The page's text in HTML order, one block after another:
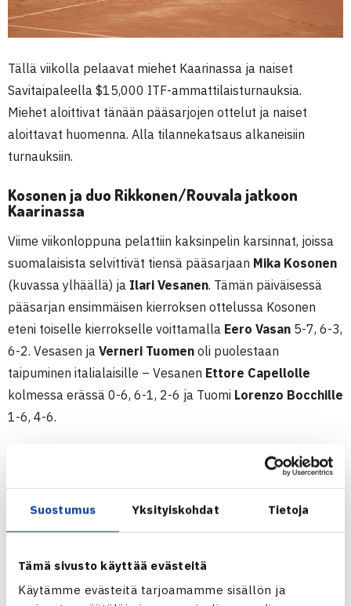
Suostumus Yksityiskohdat Tietoja
Tämä sivusto käyttää evästeitä
Käytämme evästeitä tarjoamamme sisällön ja
Tällä viikolla pelaavat miehet Kaarinassa ja naiset
Savitaipaleella $15,000 ITF-ammattilaisturnauksia.
Miehet aloittivat tänään pääsarjojen ottelut ja naiset
aloittavat huomenna. Alla tilannekatsaus alkaneisiin
turnauksiin.
Kosonen ja duo Rikkonen/Rouvala jatkoon
Kaarinassa
Viime viikonloppuna pelattiin kaksinpelin karsinnat, joissa
suomalaisista selvittivät tiensä pääsarjaan Mika Kosonen
(kuvassa ylhäällä) ja Ilari Vesanen. Tämän päiväisessä
pääsarjan ensimmäisen kierroksen ottelussa Kosonen
eteni toiselle kierrokselle voittamalla Eero Vasan 5-7, 6-3,
6-2. Vesasen ja Verneri Tuomen oli puolestaan
taipuminen italialaisille – Vesanen Ettore Capellolle
kolmessa erässä 0-6, 6-1, 2-6 ja Tuomi Lorenzo Bocchille
1-6, 4-6.
Roni Rikkonenja
jatkoivat hyvällä fiiliksellä ja tehokkaasti
etenemällä puolivälieriin voitolla Mikael Purnesta (USA)
Tiainen jaIlari Vesanen yllättivät kolmanneksi sijoitetut
ruotsalaisetLinus FrostinjaSam Taylorin7-6, 7-6.